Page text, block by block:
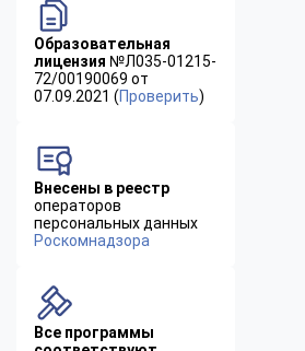
Образовательная
лицензия №Л035-01215-
72/00190069 от
07.09.2021 (Проверить)
Внесены в реестр
операторов
персональных данных
Роскомнадзора
Все программы